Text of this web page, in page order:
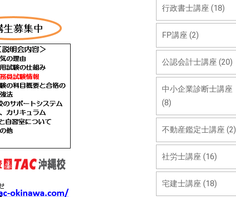
行政書士講座 (18)
FP講座 (2)
公認会計士講座 (20)
中小企業診断士講座
(8)
不動産鑑定士講座 (2)
社労士講座 (16)
宅建士講座 (18)